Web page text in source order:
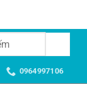
0964997106